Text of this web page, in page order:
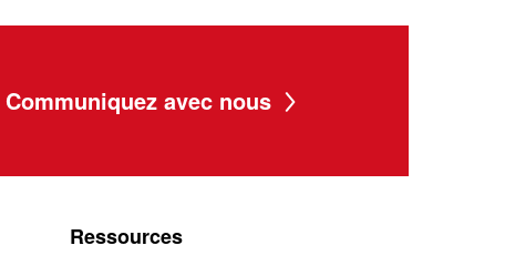
Communiquez avec nous
Ressources